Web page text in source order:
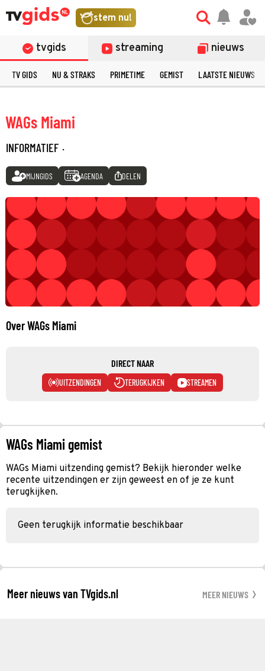
stem nu!
tvgids streaming nieuws
TV GIDS NU & STRAKS PRIMETIME GEMIST LAATSTE NIEUWS
WAGs Miami
INFORMATIEF ·
MIJNGIDS AGENDA DELEN
Over WAGs Miami
DIRECT NAAR
UITZENDINGEN TERUGKIJKEN STREAMEN
WAGs Miami gemist
WAGs Miami uitzending gemist? Bekijk hieronder welke
recente uitzendingen er zijn geweest en of je ze kunt
terugkijken.
Geen terugkijk informatie beschikbaar
Meer nieuws van TVgids.nl MEER NIEUWS